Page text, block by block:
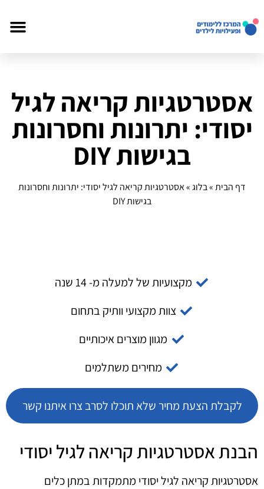
אסטרטגיות קריאה לגיל
יסודי: יתרונות וחסרונות
בגישות DIY
דף הבית»בלוג»אסטרטגיות קריאה לגיל יסודי: יתרונות וחסרונות
בגישות DIY
מקצועיות של למעלה מ- 14 שנה
צוות מקצועי וותיק בתחום
מגוון מוצרים איכותיים
מחירים משתלמים
לקבלת הצעת מחיר שלא תוכלו לסרב צרו איתנו קשר
הבנת אסטרטגיות קריאה לגיל יסודי
אסטרטגיות קריאה לגיל יסודי מתמקדות במתן כלים